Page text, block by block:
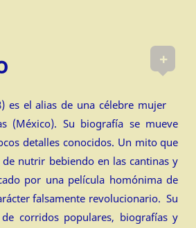
+
es el alias de una célebre mujer
(México). Su biografía se mueve
detalles conocidos. Un mito que
nutrir bebiendo en las cantinas y
por una película homónima de
falsamente revolucionario. Su
corridos populares, biografías y